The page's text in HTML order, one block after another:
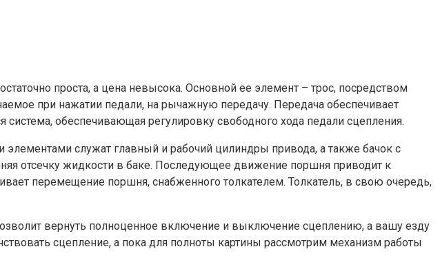
проста, а цена невысока. Основной ее элемент – трос, посредством
при нажатии педали, на рычажную передачу. Передача обеспечивает
обеспечивающая регулировку свободного хода педали сцепления.
служат главный и рабочий цилиндры привода, а также бачок с
отсечку жидкости в баке. Последующее движение поршня приводит к
перемещение поршня, снабженного толкателем. Толкатель, в свою очередь,
вернуть полноценное включение и выключение сцеплению, а вашу езду
сцепление, а пока для полноты картины рассмотрим механизм работы